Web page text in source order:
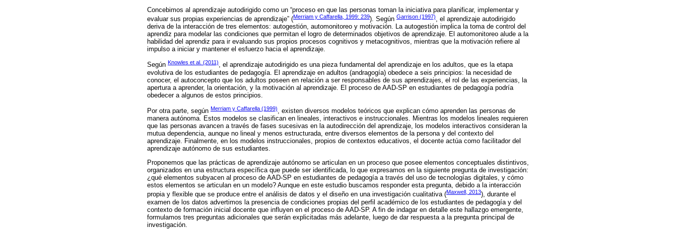
Concebimos al aprendizaje autodirigido como un “proceso en que las personas toman la iniciativa para planificar, implementar y
evaluar sus propias experiencias de aprendizaje” (Merriam y Caffarella, 1999: 239). Según Garrison (1997), el aprendizaje autodirigido
deriva de la interacción de tres elementos: autogestión, automonitoreo y motivación. La autogestión implica la toma de control del
aprendiz para modelar las condiciones que permitan el logro de determinados objetivos de aprendizaje. El automonitoreo alude a la
habilidad del aprendiz para ir evaluando sus propios procesos cognitivos y metacognitivos, mientras que la motivación refiere al
impulso a iniciar y mantener el esfuerzo hacia el aprendizaje.
Según Knowles et al. (2011), el aprendizaje autodirigido es una pieza fundamental del aprendizaje en los adultos, que es la etapa
evolutiva de los estudiantes de pedagogía. El aprendizaje en adultos (andragogía) obedece a seis principios: la necesidad de
conocer, el autoconcepto que los adultos poseen en relación a ser responsables de sus aprendizajes, el rol de las experiencias, la
apertura a aprender, la orientación, y la motivación al aprendizaje. El proceso de AAD-SP en estudiantes de pedagogía podría
obedecer a algunos de estos principios.
Por otra parte, según Merriam y Caffarella (1999), existen diversos modelos teóricos que explican cómo aprenden las personas de
manera autónoma. Estos modelos se clasifican en lineales, interactivos e instruccionales. Mientras los modelos lineales requieren
que las personas avancen a través de fases sucesivas en la autodirección del aprendizaje, los modelos interactivos consideran la
mutua dependencia, aunque no lineal y menos estructurada, entre diversos elementos de la persona y del contexto del
aprendizaje. Finalmente, en los modelos instruccionales, propios de contextos educativos, el docente actúa como facilitador del
aprendizaje autónomo de sus estudiantes.
Proponemos que las prácticas de aprendizaje autónomo se articulan en un proceso que posee elementos conceptuales distintivos,
organizados en una estructura específica que puede ser identificada, lo que expresamos en la siguiente pregunta de investigación:
¿qué elementos subyacen al proceso de AAD-SP en estudiantes de pedagogía a través del uso de tecnologías digitales, y cómo
estos elementos se articulan en un modelo? Aunque en este estudio buscamos responder esta pregunta, debido a la interacción
propia y flexible que se produce entre el análisis de datos y el diseño en una investigación cualitativa (Maxwell, 2013), durante el
examen de los datos advertimos la presencia de condiciones propias del perfil académico de los estudiantes de pedagogía y del
contexto de formación inicial docente que influyen en el proceso de AAD-SP. A fin de indagar en detalle este hallazgo emergente,
formulamos tres preguntas adicionales que serán explicitadas más adelante, luego de dar respuesta a la pregunta principal de
investigación.